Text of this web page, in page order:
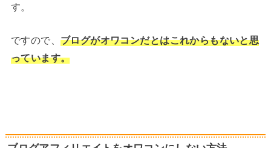
す。
ですので、 ブログがオワコンだとはこれからもないと思
っています。